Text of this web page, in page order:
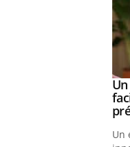
Un
les